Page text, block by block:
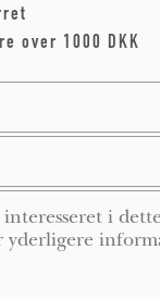
over 1000 DKK